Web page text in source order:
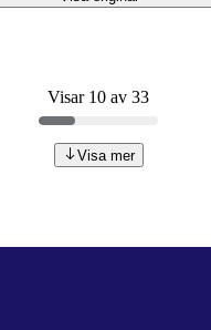
Visar 10 av 33
Visa mer